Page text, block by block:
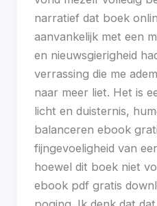
narratief dat boek
aanvankelijk met een
en nieuwsgierigheid
verrassing die me
naar meer liet. Het is
licht en duisternis,
balanceren ebook
fijngevoeligheid van
hoewel dit boek niet
ebook pdf gratis